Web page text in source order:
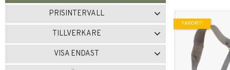
PRISINTERVALL
179 1 865
TILLVERKARE
BRANDIT
2 CONDOR
FLYFIT
1 MIL-TEC 1
VISA ENDAST
FAVORIT